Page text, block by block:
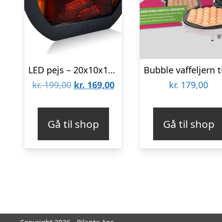
LED pejs – 20x10x18.5 cm
kr.199,00 Den
var:
kr. 199,00.
kr. 169,00Den
kr. 169,00.
Gå til shop
kr. 179,00
Gå til shop